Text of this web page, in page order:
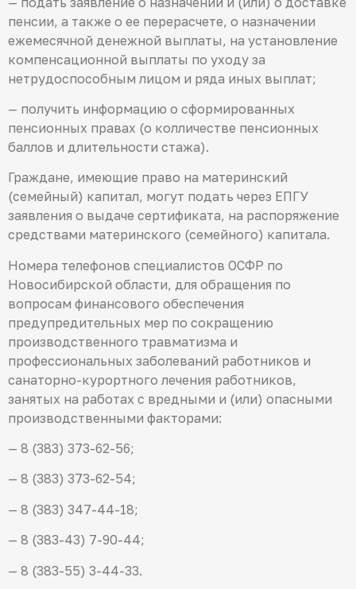
пенсии, а также о ее перерасчете, о назначении
ежемесячной денежной выплаты, на установление
компенсационной выплаты по уходу за
нетрудоспособным лицом и ряда иных выплат;
— получить информацию о сформированных
пенсионных правах (о колличестве пенсионных
баллов и длительности стажа).
Граждане, имеющие право на материнский
(семейный) капитал, могут подать через ЕПГУ
заявления о выдаче сертификата, на распоряжение
средствами материнского (семейного) капитала.
Номера телефонов специалистов ОСФР по
Новосибирской области, для обращения по
вопросам финансового обеспечения
предупредительных мер по сокращению
производственного травматизма и
профессиональных заболеваний работников и
санаторно-курортного лечения работников,
занятых на работах с вредными и (или) опасными
производственными факторами:
— 8 (383) 373-62-56;
— 8 (383) 373-62-54;
— 8 (383) 347-44-18;
— 8 (383-43) 7-90-44;
— 8 (383-55) 3-44-33.